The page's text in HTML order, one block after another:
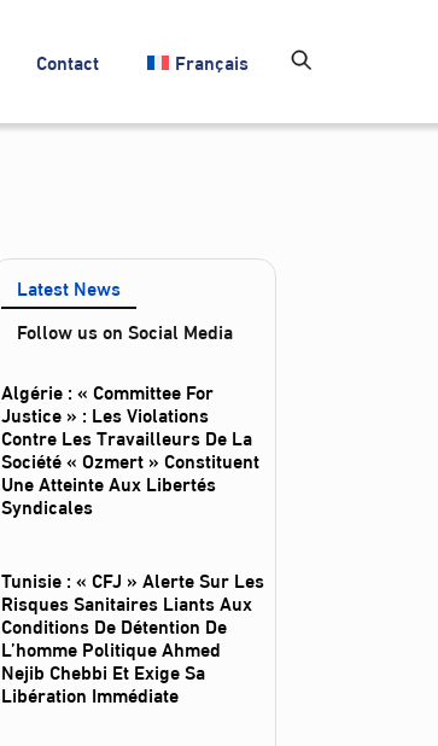
Contact Français
Latest News
Follow us on Social Media
Algérie : « Committee For
Justice » : Les Violations
Contre Les Travailleurs De La
Société « Ozmert » Constituent
Une Atteinte Aux Libertés
Syndicales
Tunisie : « CFJ » Alerte Sur Les
Risques Sanitaires Liants Aux
Conditions De Détention De
L’homme Politique Ahmed
Nejib Chebbi Et Exige Sa
Libération Immédiate